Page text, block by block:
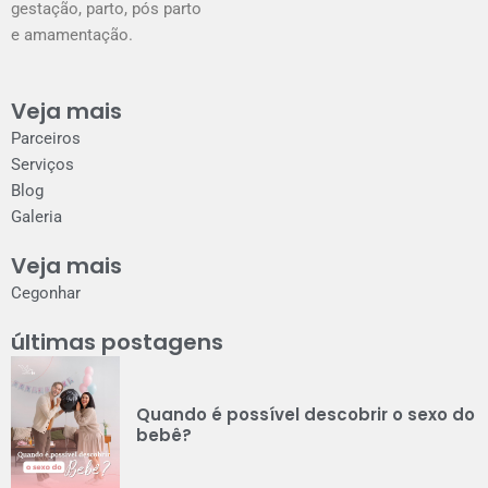
gestação, parto, pós parto
e amamentação.
Veja mais
Parceiros
Serviços
Blog
Galeria
Veja mais
Cegonhar
últimas postagens
Quando é possível descobrir o sexo do
bebê?